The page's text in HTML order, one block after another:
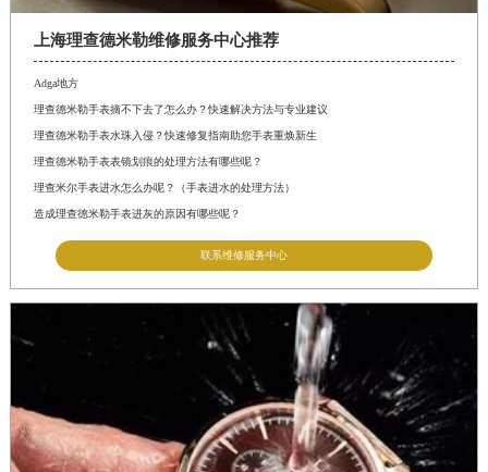
上海理查德米勒维修服务中心推荐
Adga地方
理查德米勒手表摘不下去了怎么办？快速解决方法与专业建议
理查德米勒手表水珠入侵？快速修复指南助您手表重焕新生
理查德米勒手表表镜划痕的处理方法有哪些呢？
理查米尔手表进水怎么办呢？（手表进水的处理方法）
造成理查德米勒手表进灰的原因有哪些呢？
联系维修服务中心